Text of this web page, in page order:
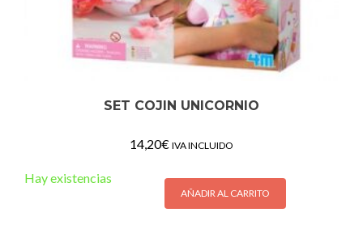
SET COJIN UNICORNIO
14,20€ IVA INCLUIDO
Hay existencias
AÑADIR AL CARRITO